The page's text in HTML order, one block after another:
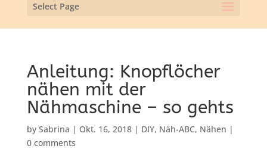
Select Page
Anleitung: Knopflöcher
nähen mit der
Nähmaschine – so gehts
by Sabrina | Okt. 16, 2018| DIY, Näh-ABC, Nähen |
0 comments